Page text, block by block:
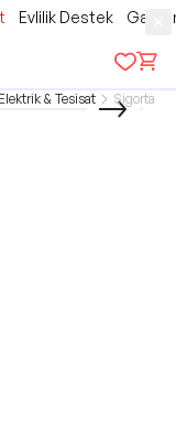
Evlilik Destek
Elektrik & Tesisat Sigorta